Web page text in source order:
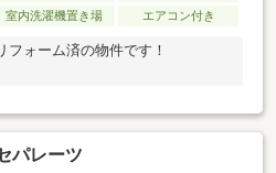
室内洗濯機置き場 エアコン付き
フォーム済の物件です！
パレーツ